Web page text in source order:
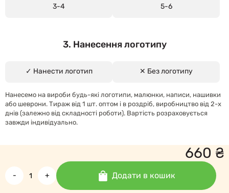
3-4 5-6
3. Нанесення логотипу
✓ Нанести логотип ✕ Без логотипу
Нанесемо на вироби будь-які логотипи, малюнки, написи, нашивки
або шеврони. Тираж від 1 шт. оптом і в роздріб, виробництво від 2-х
днів (залежно від складності роботи). Вартість розраховується
завжди індивідуально.
660 ₴
- + Додати в кошик